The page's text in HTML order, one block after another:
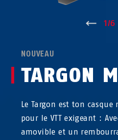
1 /6
NOUVEAU
TARGON
Le Targon est ton
pour le VTT exigeant :
amovible et un